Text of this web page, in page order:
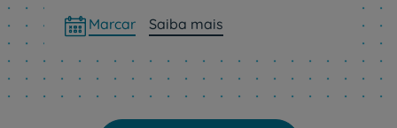
Marcar Saiba mais